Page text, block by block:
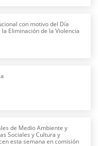
con motivo del Día
Eliminación de la Violencia
de Medio Ambiente y
Sociales y Cultura y
esta semana en comisión